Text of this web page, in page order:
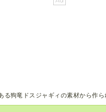
狗竜ドスジャギィの素材から作ら